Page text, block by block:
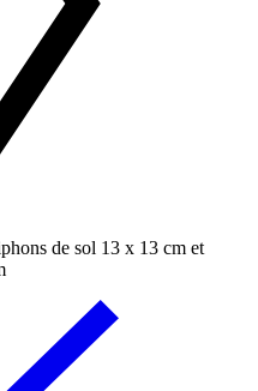
de sol 13 x 13 cm et